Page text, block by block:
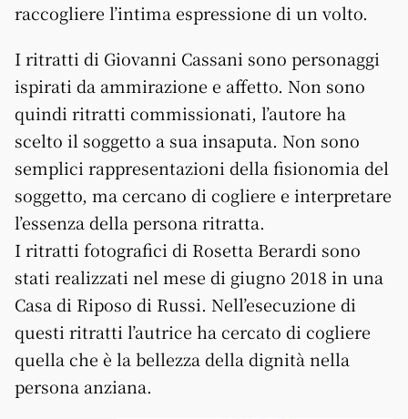
raccogliere l’intima espressione di un volto.
I ritratti di Giovanni Cassani sono personaggi
ispirati da ammirazione e affetto. Non sono
quindi ritratti commissionati, l’autore ha
scelto il soggetto a sua insaputa. Non sono
semplici rappresentazioni della fisionomia del
soggetto, ma cercano di cogliere e interpretare
l’essenza della persona ritratta.
I ritratti fotografici di Rosetta Berardi sono
stati realizzati nel mese di giugno 2018 in una
Casa di Riposo di Russi. Nell’esecuzione di
questi ritratti l’autrice ha cercato di cogliere
quella che è la bellezza della dignità nella
persona anziana.